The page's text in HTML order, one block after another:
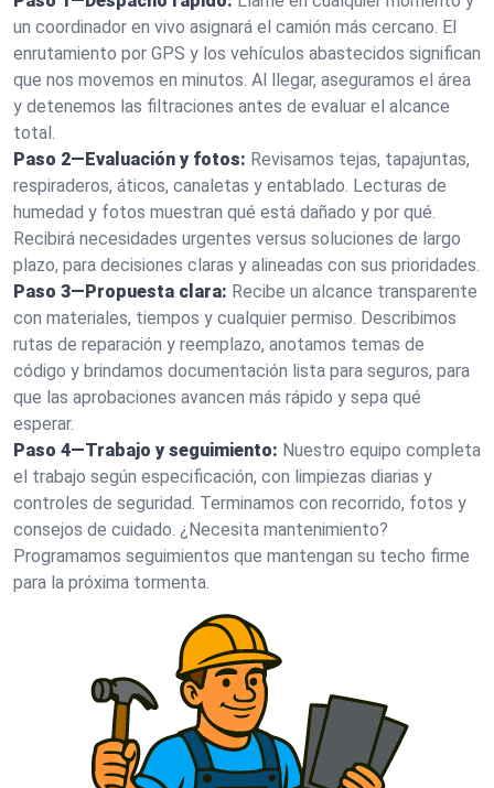
un coordinador en vivo asignará el camión más cercano. El
enrutamiento por GPS y los vehículos abastecidos significan
que nos movemos en minutos. Al llegar, aseguramos el área
y detenemos las filtraciones antes de evaluar el alcance
total.
Paso 2—Evaluación y fotos: Revisamos tejas, tapajuntas,
respiraderos, áticos, canaletas y entablado. Lecturas de
humedad y fotos muestran qué está dañado y por qué.
Recibirá necesidades urgentes versus soluciones de largo
plazo, para decisiones claras y alineadas con sus prioridades.
Paso 3—Propuesta clara: Recibe un alcance transparente
con materiales, tiempos y cualquier permiso. Describimos
rutas de reparación y reemplazo, anotamos temas de
código y brindamos documentación lista para seguros, para
que las aprobaciones avancen más rápido y sepa qué
esperar.
Paso 4—Trabajo y seguimiento: Nuestro equipo completa
el trabajo según especificación, con limpiezas diarias y
controles de seguridad. Terminamos con recorrido, fotos y
consejos de cuidado. ¿Necesita mantenimiento?
Programamos seguimientos que mantengan su techo firme
para la próxima tormenta.